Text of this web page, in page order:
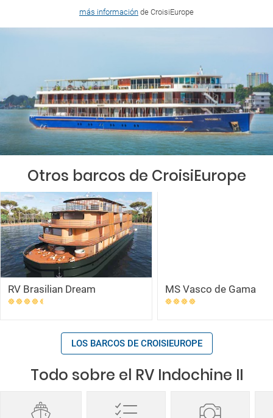
más información de CroisiEurope
Otros barcos de CroisiEurope
RV Brasilian Dream MS Vasco de Gama
LOS BARCOS DE CROISIEUROPE
Todo sobre el RV Indochine II